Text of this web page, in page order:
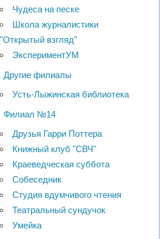
Чудеса на песке
Школа журналистики
"Открытый взгляд"
ЭкспериментУМ
Другие филиалы
Усть-Лыжинская библиотека
Филиал №14
Друзья Гарри Поттера
Книжный клуб "СВЧ"
Краеведческая суббота
Собеседник
Студия вдумчивого чтения
Театральный сундучок
Умейка